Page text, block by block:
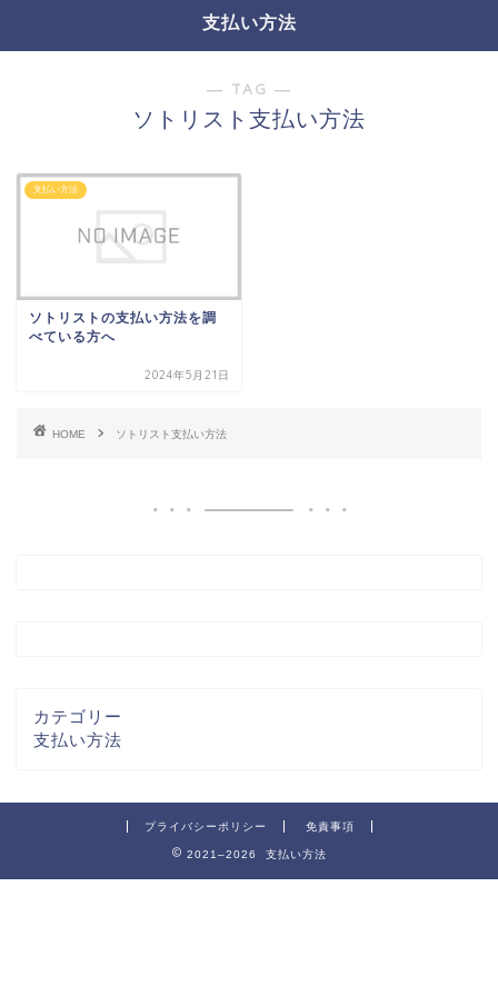
支払い方法
― TAG ―
ソトリスト支払い方法
支払い方法
ソトリストの支払い方法を調
べている方へ
2024年5月21日
HOME ソトリスト支払い方法
カテゴリー
支払い方法
プライバシーポリシー 免責事項
2021–2026 支払い方法